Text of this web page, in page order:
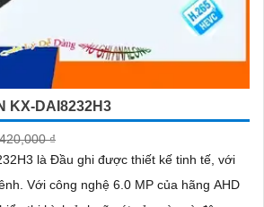
KX-DAI8232H3
₫
là Đầu ghi được thiết kế tinh tế, với
AHD